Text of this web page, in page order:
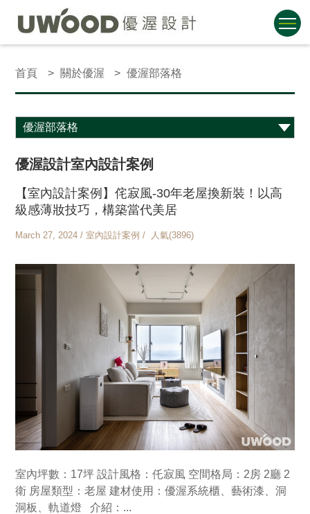
首頁 關於優渥 優渥部落格
優渥設計室內設計案例
【室內設計案例】侘寂風-30年老屋換新裝！以高
級感薄妝技巧，構築當代美居
March 27, 2024 / 室內設計案例 / 人氣(3896)
室內坪數：17坪 設計風格：仛寂風 空間格局：2房 2廳 2
衛 房屋類型：老屋 建材使用：優渥系統櫃、藝術漆、洞
洞板、軌道燈 介紹：...